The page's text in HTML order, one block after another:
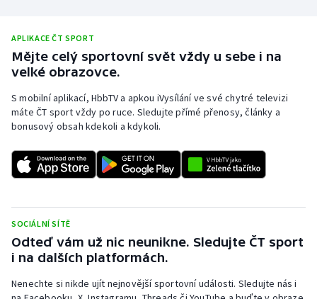
APLIKACE ČT SPORT
Mějte celý sportovní svět vždy u sebe i na
velké obrazovce.
S mobilní aplikací, HbbTV a apkou iVysílání ve své chytré televizi
máte ČT sport vždy po ruce. Sledujte přímé přenosy, články a
bonusový obsah kdekoli a kdykoli.
SOCIÁLNÍ SÍTĚ
Odteď vám už nic neunikne. Sledujte ČT sport
i na dalších platformách.
Nenechte si nikde ujít nejnovější sportovní události. Sledujte nás i